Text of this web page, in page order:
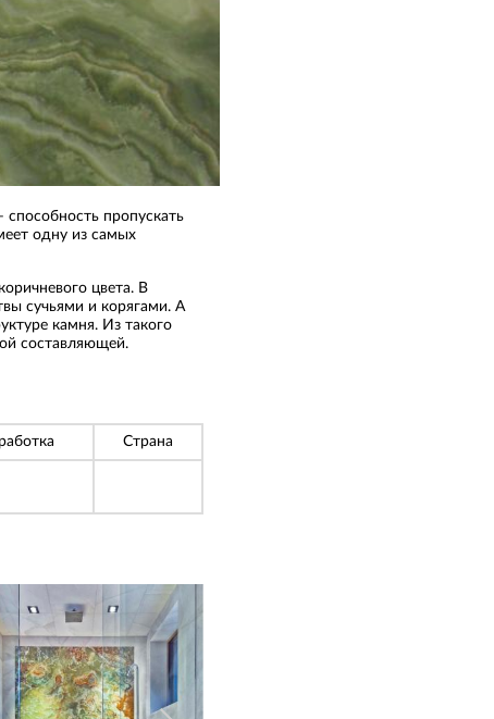
пропускать
одну из самых
цвета. В
сучьями и корягами. А
камня. Из такого
составляющей.
Страна